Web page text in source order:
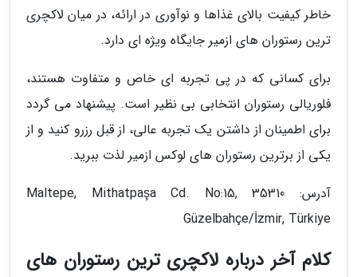
خاطر کیفیت بالای غذاها و نوآوری در ارائه، در میان لاکچری
ترین رستوران های ازمیر جایگاه ویژه ای دارد.
برای کسانی که در پی تجربه ای خاص و متفاوت هستند،
فلوریالی رستوران انتخابی بی نظیر است. پیشنهاد می گردد
برای اطمینان از داشتن یک تجربه عالی، از قبل رزرو کنید و از
یکی از برترین رستوران های لوکس ازمیر لذت ببرید.
آدرس: Maltepe, Mithatpaşa Cd. No:15, 35310
Güzelbahçe/İzmir, Türkiye
کلام آخر درباره لاکچری ترین رستوران های